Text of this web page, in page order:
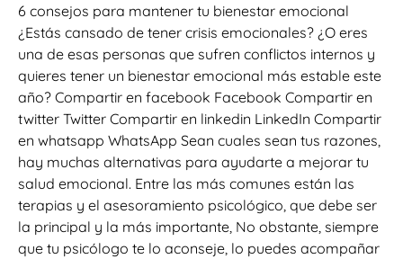
6 consejos para mantener tu bienestar emocional
¿Estás cansado de tener crisis emocionales? ¿O eres
una de esas personas que sufren conflictos internos y
quieres tener un bienestar emocional más estable este
año? Compartir en facebook Facebook Compartir en
twitter Twitter Compartir en linkedin LinkedIn Compartir
en whatsapp WhatsApp Sean cuales sean tus razones,
hay muchas alternativas para ayudarte a mejorar tu
salud emocional. Entre las más comunes están las
terapias y el asesoramiento psicológico, que debe ser
la principal y la más importante, No obstante, siempre
que tu psicólogo te lo aconseje, lo puedes acompañar